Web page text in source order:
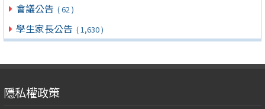
會議公告 ( 62 )
學生家長公告 ( 1,630 )
隱私權政策